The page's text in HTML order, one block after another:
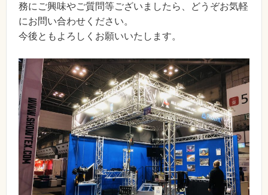
務にご興味やご質問等ございましたら、どうぞお気軽
にお問い合わせください。
今後ともよろしくお願いいたします。